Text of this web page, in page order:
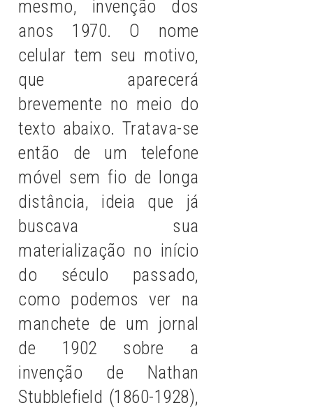
mesmo, invenção dos
anos 1970. O nome
celular tem seu motivo,
que aparecerá
brevemente no meio do
texto abaixo. Tratava-se
então de um telefone
móvel sem fio de longa
distância, ideia que já
buscava sua
materialização no início
do século passado,
como podemos ver na
manchete de um jornal
de 1902 sobre a
invenção de Nathan
Stubblefield (1860-1928),